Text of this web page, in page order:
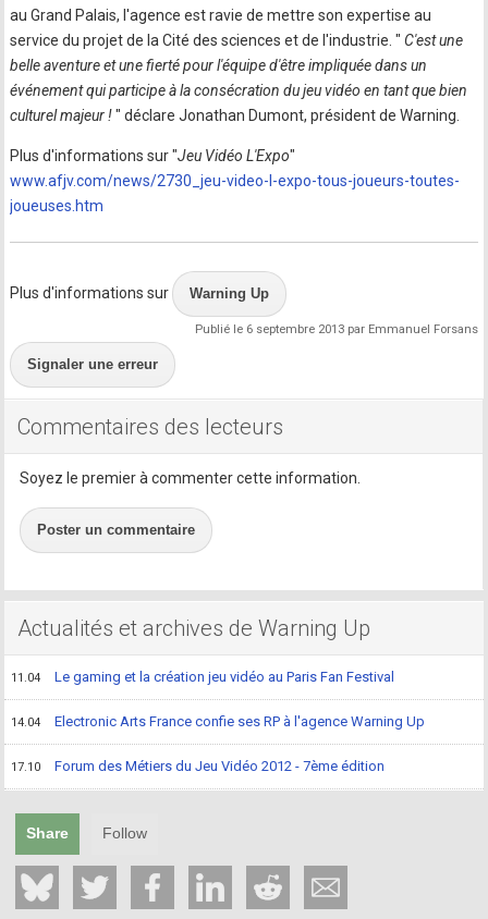
au Grand Palais, l'agence est ravie de mettre son expertise au
service du projet de la Cité des sciences et de l'industrie. " C'est une
belle aventure et une fierté pour l'équipe d'être impliquée dans un
événement qui participe à la consécration du jeu vidéo en tant que bien
culturel majeur !" déclare Jonathan Dumont, président de Warning.
Plus d'informations sur "Jeu Vidéo L'Expo"
www.afjv.com/news/2730_jeu-video-l-expo-tous-joueurs-toutes-
joueuses.htm
Plus d'informations sur Warning Up
Publié le 6 septembre 2013 par Emmanuel Forsans
Signaler une erreur
Commentaires des lecteurs
Soyez le premier à commenter cette information.
Poster un commentaire
Actualités et archives de Warning Up
11.04 Le gaming et la création jeu vidéo au Paris Fan Festival
14.04 Electronic Arts France confie ses RP à l'agence Warning Up
17.10 Forum des Métiers du Jeu Vidéo 2012 - 7ème édition
Share Follow